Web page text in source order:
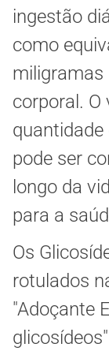
ingestão
como
miligramas
corporal. O
pode ser
longo da
para a
Os
rotulados
"Adoçante